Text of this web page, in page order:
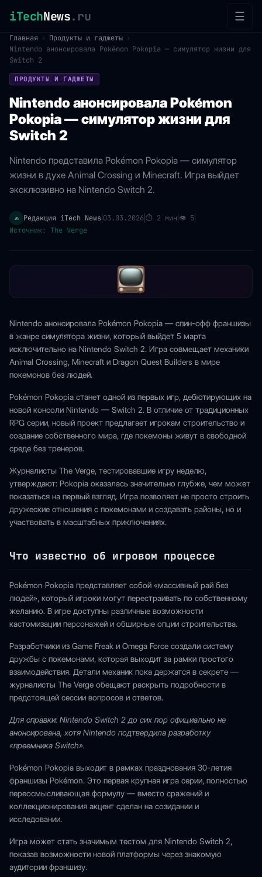
iTechNews.ru ☰
Главная › Продукты и гаджеты ›
Nintendo анонсировала Pokémon Pokopia — симулятор жизни для
Switch 2
ПРОДУКТЫ И ГАДЖЕТЫ
Nintendo анонсировала Pokémon
Pokopia — симулятор жизни для
Switch 2
Nintendo представила Pokémon Pokopia — симулятор
жизни в духе Animal Crossing и Minecraft. Игра выйдет
эксклюзивно на Nintendo Switch 2.
✍️ Редакция iTech News 03.03.2026⏱ 2 мин 👁 5
Источник: The Verge
Nintendo анонсировала Pokémon Pokopia — спин-офф франшизы
в жанре симулятора жизни, который выйдет 5 марта
исключительно на Nintendo Switch 2. Игра совмещает механики
Animal Crossing, Minecraft и Dragon Quest Builders в мире
покемонов без людей.
Pokémon Pokopia станет одной из первых игр, дебютирующих на
новой консоли Nintendo — Switch 2. В отличие от традиционных
RPG серии, новый проект предлагает игрокам строительство и
создание собственного мира, где покемоны живут в свободной
среде без тренеров.
Журналисты The Verge, тестировавшие игру неделю,
утверждают: Pokopia оказалась значительно глубже, чем может
показаться на первый взгляд. Игра позволяет не просто строить
дружеские отношения с покемонами и создавать районы, но и
участвовать в масштабных приключениях.
Что известно об игровом процессе
Pokémon Pokopia представляет собой «массивный рай без
людей», который игроки могут перестраивать по собственному
желанию. В игре доступны различные возможности
кастомизации персонажей и обширные опции строительства.
Разработчики из Game Freak и Omega Force создали систему
дружбы с покемонами, которая выходит за рамки простого
взаимодействия. Детали механик пока держатся в секрете —
журналисты The Verge обещают раскрыть подробности в
предстоящей сессии вопросов и ответов.
Для справки: Nintendo Switch 2 до сих пор официально не
анонсирована, хотя Nintendo подтвердила разработку
«преемника Switch».
Pokémon Pokopia выходит в рамках празднования 30-летия
франшизы Pokémon. Это первая крупная игра серии, полностью
переосмысливающая формулу — вместо сражений и
коллекционирования акцент сделан на созидании и
исследовании.
Игра может стать значимым тестом для Nintendo Switch 2,
показав возможности новой платформы через знакомую
аудитории франшизу.